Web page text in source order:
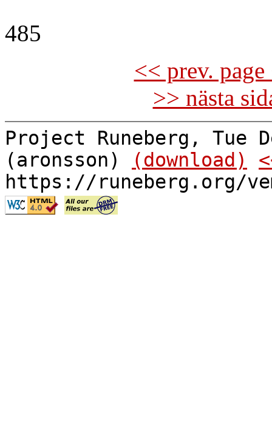
485
<< prev.
>> nästa
Project Runeberg, Tue
(aronsson)
(download)
https://runeberg.org/